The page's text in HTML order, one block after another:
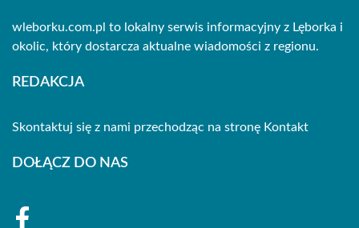
wleborku.com.pl to lokalny serwis informacyjny z Lęborka i
okolic, który dostarcza aktualne wiadomości z regionu.
REDAKCJA
Skontaktuj się z nami przechodząc na stronę Kontakt
DOŁĄCZ DO NAS